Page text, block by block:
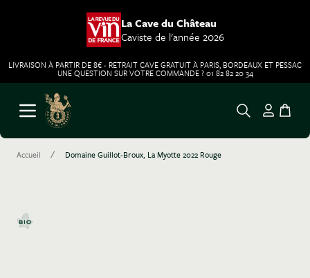
La Cave du Château
Caviste de l'année 2026
LIVRAISON À PARTIR DE 8€ - RETRAIT CAVE GRATUIT À PARIS, BORDEAUX ET PESSAC
UNE QUESTION SUR VOTRE COMMANDE ? 01 82 82 20 34
Aller au contenu
Ouvrir le menu
Accueil / Domaine Guillot-Broux, La Myotte 2022 Rouge